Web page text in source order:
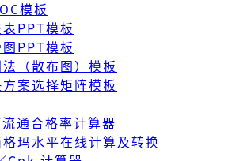
模板
PPT模板
PPT模板
（散布图）模板
案选择矩阵模板
通合格率计算器
玛水平在线计算及转换